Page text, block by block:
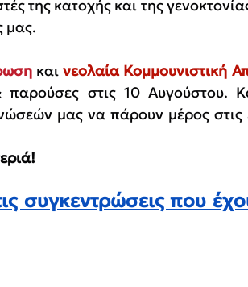
της κατοχής και της
μας.
και νεολαία Κομμουνιστική
παρούσες στις 10 Αυγούστου.
μας να πάρουν μέρος στις
συγκεντρώσεις που